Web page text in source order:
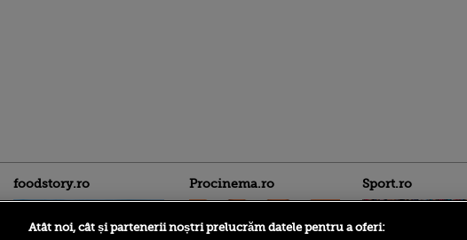
foodstory.ro Procinema.ro Sport.ro
Atât noi, cât și partenerii noștri prelucrăm datele pentru a oferi: